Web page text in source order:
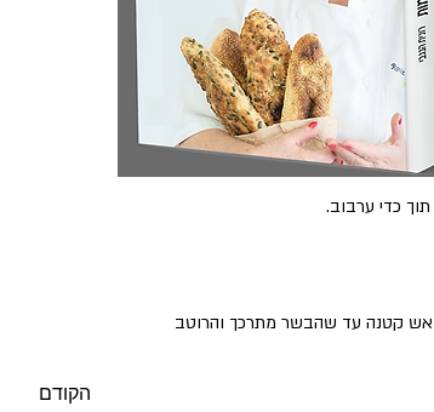
אש קטנה עד שהבשר מתרכך והרוטב
הקודם